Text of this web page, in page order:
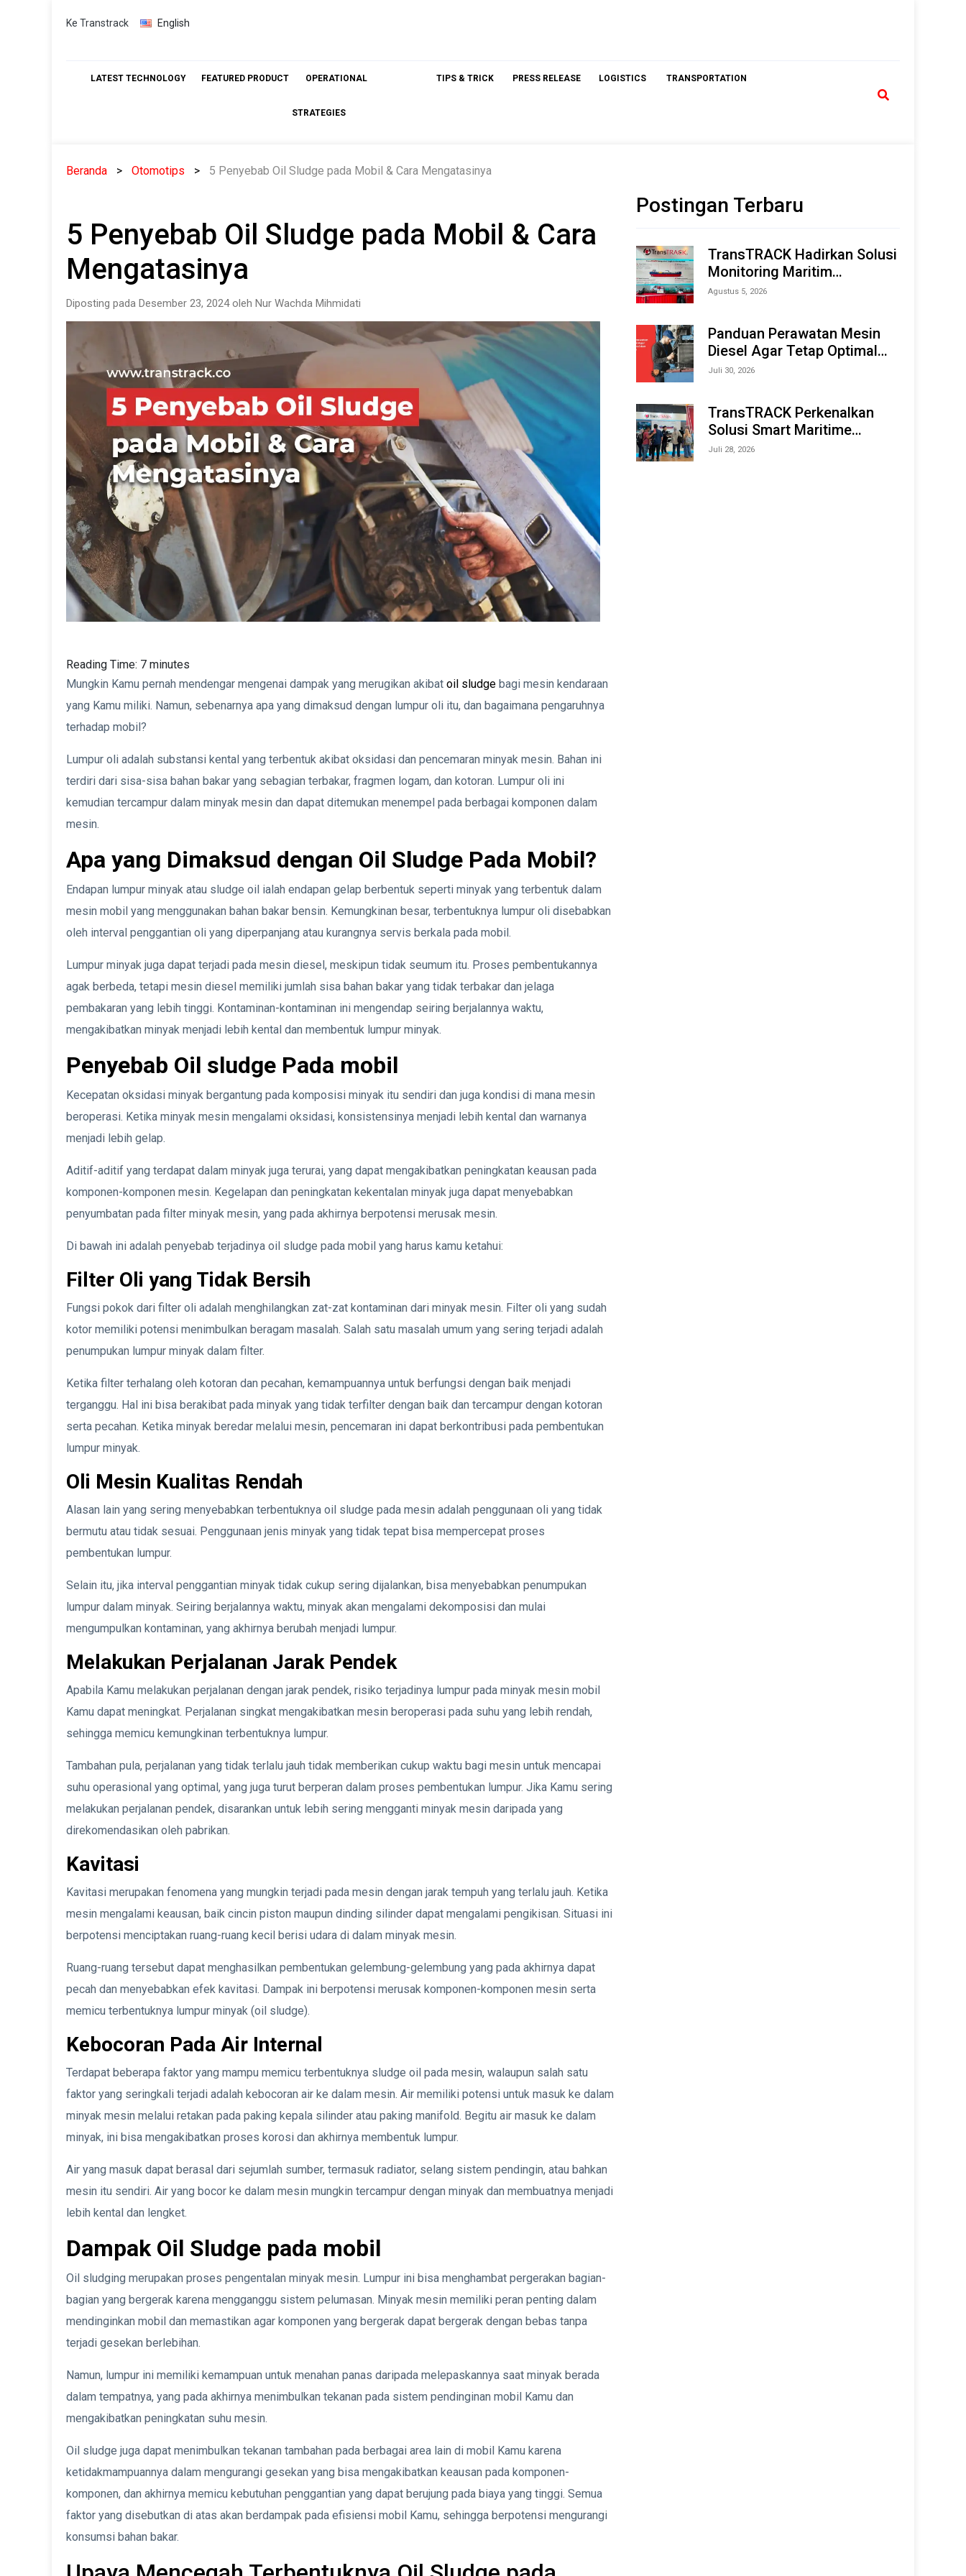
Skip
Ke Transtrack English
LATEST TECHNOLOGY FEATURED PRODUCT OPERATIONAL
STRATEGIES
TIPS & TRICK PRESS RELEASE LOGISTICS TRANSPORTATION
Beranda Otomotips 5 Penyebab Oil Sludge pada Mobil & Cara Mengatasinya
5 Penyebab Oil Sludge pada Mobil & Cara
Mengatasinya
Diposting pada Desember 23, 2024 oleh Nur Wachda Mihmidati
Reading Time: 7 minutes
Mungkin Kamu pernah mendengar mengenai dampak yang merugikan akibat oil sludge bagi mesin kendaraan
yang Kamu miliki. Namun, sebenarnya apa yang dimaksud dengan lumpur oli itu, dan bagaimana pengaruhnya
terhadap mobil?
Lumpur oli adalah substansi kental yang terbentuk akibat oksidasi dan pencemaran minyak mesin. Bahan ini
terdiri dari sisa-sisa bahan bakar yang sebagian terbakar, fragmen logam, dan kotoran. Lumpur oli ini
kemudian tercampur dalam minyak mesin dan dapat ditemukan menempel pada berbagai komponen dalam
mesin.
Apa yang Dimaksud dengan Oil Sludge Pada Mobil?
Endapan lumpur minyak atau sludge oil ialah endapan gelap berbentuk seperti minyak yang terbentuk dalam
mesin mobil yang menggunakan bahan bakar bensin. Kemungkinan besar, terbentuknya lumpur oli disebabkan
oleh interval penggantian oli yang diperpanjang atau kurangnya servis berkala pada mobil.
Lumpur minyak juga dapat terjadi pada mesin diesel, meskipun tidak seumum itu. Proses pembentukannya
agak berbeda, tetapi mesin diesel memiliki jumlah sisa bahan bakar yang tidak terbakar dan jelaga
pembakaran yang lebih tinggi. Kontaminan-kontaminan ini mengendap seiring berjalannya waktu,
mengakibatkan minyak menjadi lebih kental dan membentuk lumpur minyak.
Penyebab Oil sludge Pada mobil
Kecepatan oksidasi minyak bergantung pada komposisi minyak itu sendiri dan juga kondisi di mana mesin
beroperasi. Ketika minyak mesin mengalami oksidasi, konsistensinya menjadi lebih kental dan warnanya
menjadi lebih gelap.
Aditif-aditif yang terdapat dalam minyak juga terurai, yang dapat mengakibatkan peningkatan keausan pada
komponen-komponen mesin. Kegelapan dan peningkatan kekentalan minyak juga dapat menyebabkan
penyumbatan pada filter minyak mesin, yang pada akhirnya berpotensi merusak mesin.
Di bawah ini adalah penyebab terjadinya oil sludge pada mobil yang harus kamu ketahui:
Filter Oli yang Tidak Bersih
Fungsi pokok dari filter oli adalah menghilangkan zat-zat kontaminan dari minyak mesin. Filter oli yang sudah
kotor memiliki potensi menimbulkan beragam masalah. Salah satu masalah umum yang sering terjadi adalah
penumpukan lumpur minyak dalam filter.
Ketika filter terhalang oleh kotoran dan pecahan, kemampuannya untuk berfungsi dengan baik menjadi
terganggu. Hal ini bisa berakibat pada minyak yang tidak terfilter dengan baik dan tercampur dengan kotoran
serta pecahan. Ketika minyak beredar melalui mesin, pencemaran ini dapat berkontribusi pada pembentukan
lumpur minyak.
Oli Mesin Kualitas Rendah
Alasan lain yang sering menyebabkan terbentuknya oil sludge pada mesin adalah penggunaan oli yang tidak
bermutu atau tidak sesuai. Penggunaan jenis minyak yang tidak tepat bisa mempercepat proses
pembentukan lumpur.
Selain itu, jika interval penggantian minyak tidak cukup sering dijalankan, bisa menyebabkan penumpukan
lumpur dalam minyak. Seiring berjalannya waktu, minyak akan mengalami dekomposisi dan mulai
mengumpulkan kontaminan, yang akhirnya berubah menjadi lumpur.
Melakukan Perjalanan Jarak Pendek
Apabila Kamu melakukan perjalanan dengan jarak pendek, risiko terjadinya lumpur pada minyak mesin mobil
Kamu dapat meningkat. Perjalanan singkat mengakibatkan mesin beroperasi pada suhu yang lebih rendah,
sehingga memicu kemungkinan terbentuknya lumpur.
Tambahan pula, perjalanan yang tidak terlalu jauh tidak memberikan cukup waktu bagi mesin untuk mencapai
suhu operasional yang optimal, yang juga turut berperan dalam proses pembentukan lumpur. Jika Kamu sering
melakukan perjalanan pendek, disarankan untuk lebih sering mengganti minyak mesin daripada yang
direkomendasikan oleh pabrikan.
Kavitasi
Kavitasi merupakan fenomena yang mungkin terjadi pada mesin dengan jarak tempuh yang terlalu jauh. Ketika
mesin mengalami keausan, baik cincin piston maupun dinding silinder dapat mengalami pengikisan. Situasi ini
berpotensi menciptakan ruang-ruang kecil berisi udara di dalam minyak mesin.
Ruang-ruang tersebut dapat menghasilkan pembentukan gelembung-gelembung yang pada akhirnya dapat
pecah dan menyebabkan efek kavitasi. Dampak ini berpotensi merusak komponen-komponen mesin serta
memicu terbentuknya lumpur minyak (oil sludge).
Kebocoran Pada Air Internal
Terdapat beberapa faktor yang mampu memicu terbentuknya sludge oil pada mesin, walaupun salah satu
faktor yang seringkali terjadi adalah kebocoran air ke dalam mesin. Air memiliki potensi untuk masuk ke dalam
minyak mesin melalui retakan pada paking kepala silinder atau paking manifold. Begitu air masuk ke dalam
minyak, ini bisa mengakibatkan proses korosi dan akhirnya membentuk lumpur.
Air yang masuk dapat berasal dari sejumlah sumber, termasuk radiator, selang sistem pendingin, atau bahkan
mesin itu sendiri. Air yang bocor ke dalam mesin mungkin tercampur dengan minyak dan membuatnya menjadi
lebih kental dan lengket.
Dampak Oil Sludge pada mobil
Oil sludging merupakan proses pengentalan minyak mesin. Lumpur ini bisa menghambat pergerakan bagian-
bagian yang bergerak karena mengganggu sistem pelumasan. Minyak mesin memiliki peran penting dalam
mendinginkan mobil dan memastikan agar komponen yang bergerak dapat bergerak dengan bebas tanpa
terjadi gesekan berlebihan.
Namun, lumpur ini memiliki kemampuan untuk menahan panas daripada melepaskannya saat minyak berada
dalam tempatnya, yang pada akhirnya menimbulkan tekanan pada sistem pendinginan mobil Kamu dan
mengakibatkan peningkatan suhu mesin.
Oil sludge juga dapat menimbulkan tekanan tambahan pada berbagai area lain di mobil Kamu karena
ketidakmampuannya dalam mengurangi gesekan yang bisa mengakibatkan keausan pada komponen-
komponen, dan akhirnya memicu kebutuhan penggantian yang dapat berujung pada biaya yang tinggi. Semua
faktor yang disebutkan di atas akan berdampak pada efisiensi mobil Kamu, sehingga berpotensi mengurangi
konsumsi bahan bakar.
Postingan Terbaru
TransTRACK Hadirkan Solusi
Monitoring Maritim
Terintegrasi Berbasis AI &
Offshore Expo (IMOX) 2026
Agustus 5, 2026
Panduan Perawatan Mesin
Diesel Agar Tetap Optimal
dan Tahan Lama
Juli 30, 2026
TransTRACK Perkenalkan
Solusi Smart Maritime
Monitoring Berbasis AI dan
Juli 28, 2026